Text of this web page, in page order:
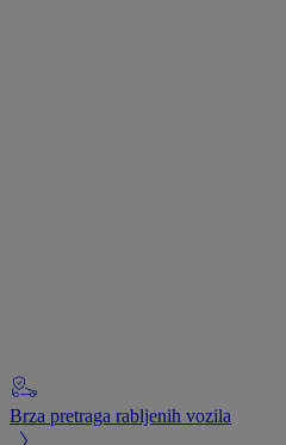
Brza pretraga rabljenih vozila